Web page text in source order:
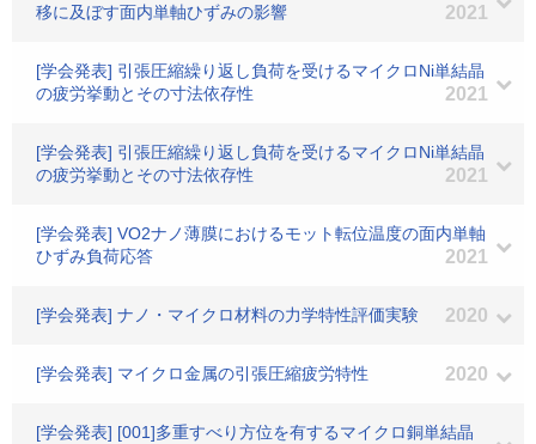
移に及ぼす面内単軸ひずみの影響
2021
[学会発表] 引張圧縮繰り返し負荷を受けるマイクロNi単結晶
の疲労挙動とその寸法依存性
2021
[学会発表] 引張圧縮繰り返し負荷を受けるマイクロNi単結晶
の疲労挙動とその寸法依存性
2021
[学会発表] VO2ナノ薄膜におけるモット転位温度の面内単軸
ひずみ負荷応答
2021
[学会発表] ナノ・マイクロ材料の力学特性評価実験 2020
[学会発表] マイクロ金属の引張圧縮疲労特性 2020
[学会発表] [001]多重すべり方位を有するマイクロ銅単結晶